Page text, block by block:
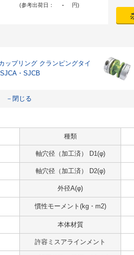
(参考出荷日： - 円)
ップリング クランピングタイ
・SJCB
－閉じる
種類
軸穴径（加工済） D1(φ)
軸穴径（加工済） D2(φ)
外径A(φ)
慣性モーメント(kg・m2)
本体材質
許容ミスアラインメント